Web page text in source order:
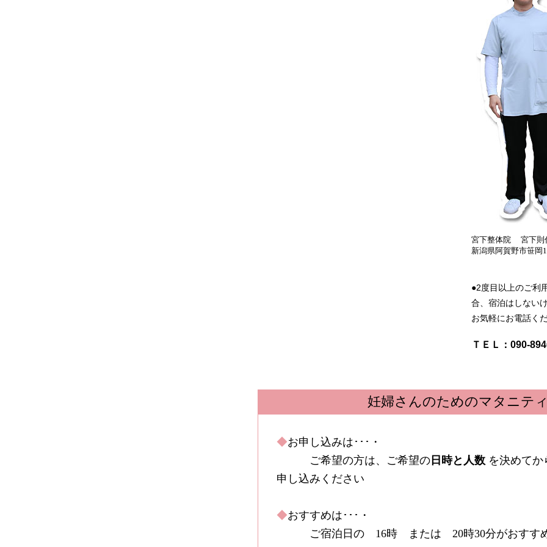
宮下整体院 宮下則
新潟県阿賀野市笹岡
●2度目以上のご利
合、宿泊はしない
お気軽にお電話く
ＴＥＬ： 090-
妊婦さんのためのマタニテ
◆お申し込みは･･･・
ご希望の方は、ご希望の 日時と人数 を決めて
申し込みください
◆おすすめは･･･・
ご宿泊日の 16時 または 20時30分がおすす